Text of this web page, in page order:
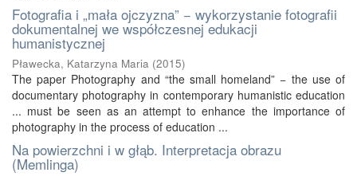
Fotografia i „mała ojczyzna” − wykorzystanie fotografii
dokumentalnej we współczesnej edukacji
humanistycznej
Pławecka, Katarzyna Maria (2015)
The paper Photography and “the small homeland” − the use of
documentary photography in contemporary humanistic education
... must be seen as an attempt to enhance the importance of
photography in the process of education ...
Na powierzchni i w głąb. Interpretacja obrazu
(Memlinga)